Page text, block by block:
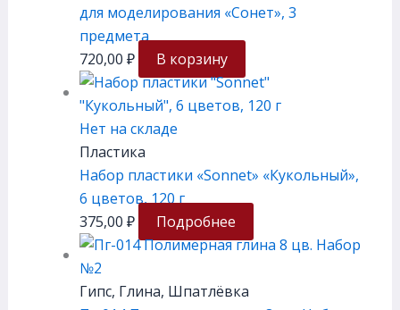
для моделирования «Сонет», 3
предмета
720,00 ₽ В корзину
Нет на складе
Пластика
Набор пластики «Sonnet» «Кукольный»,
6 цветов, 120 г
375,00 ₽ Подробнее
Гипс, Глина, Шпатлёвка